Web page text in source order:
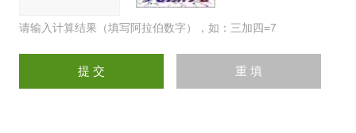
请输入计算结果（填写阿拉伯数字），如：三加四=7